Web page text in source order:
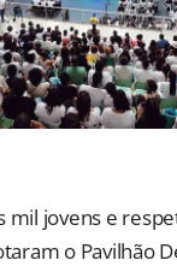
mil jovens e
o Pavilhão